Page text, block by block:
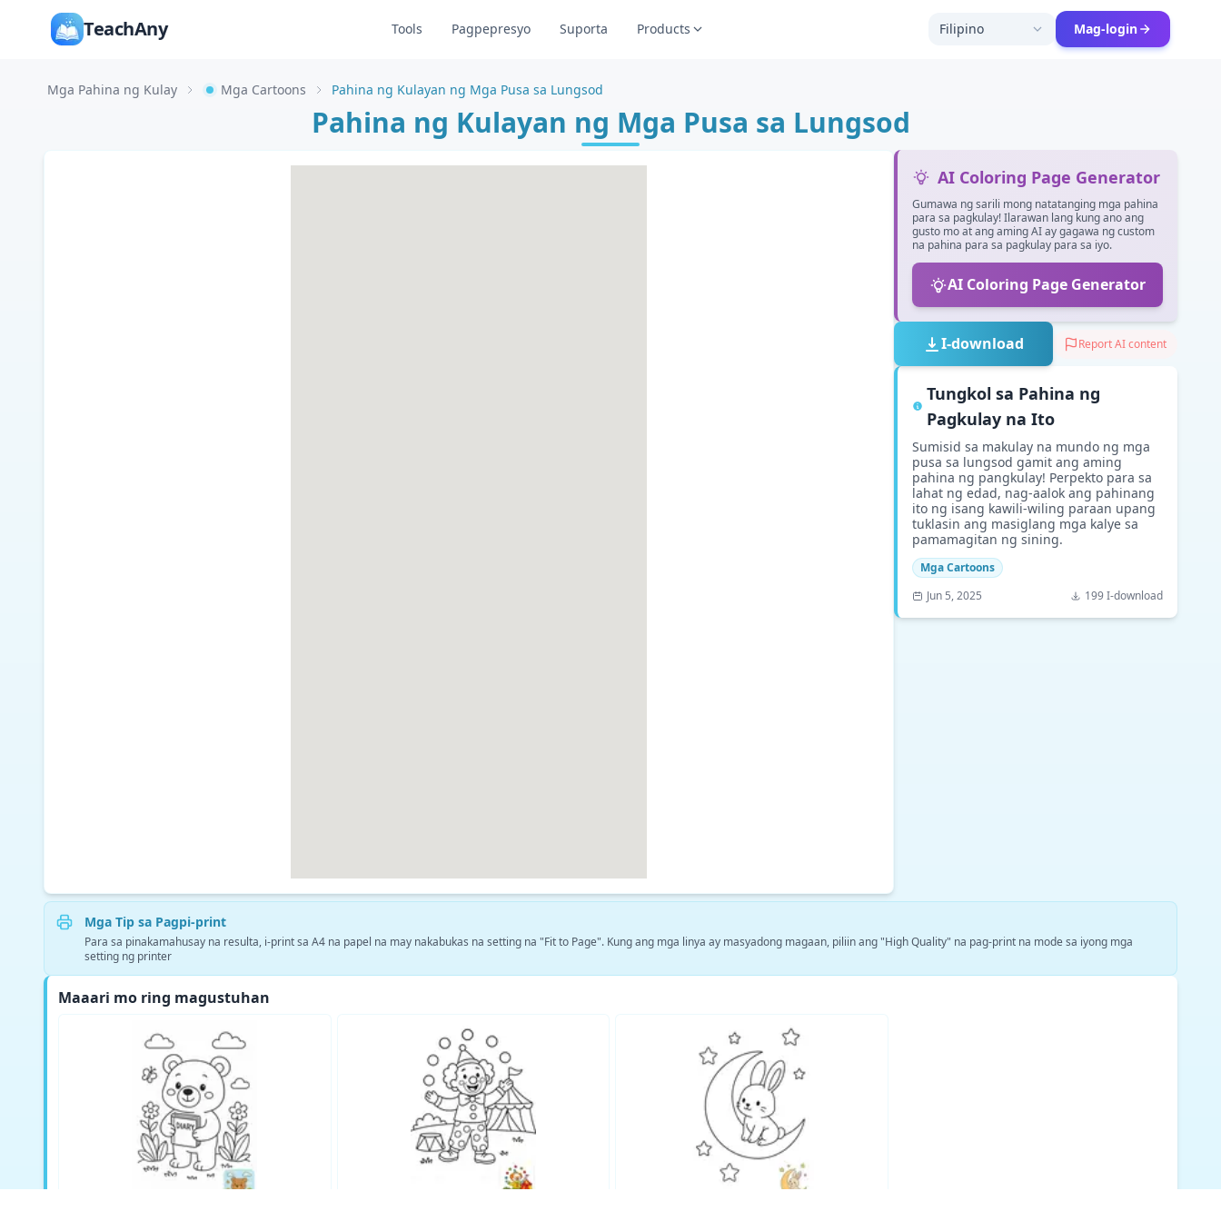
TeachAny Tools Pagpepresyo Suporta Products Filipino Mag-login
Mga Pahina ng Kulay Mga Cartoons Pahina ng Kulayan ng Mga Pusa sa Lungsod
Pahina ng Kulayan ng Mga Pusa sa Lungsod
AI Coloring Page Generator
Gumawa ng sarili mong natatanging mga pahina
para sa pagkulay! Ilarawan lang kung ano ang
gusto mo at ang aming AI ay gagawa ng custom
na pahina para sa pagkulay para sa iyo.
AI Coloring Page Generator
I-download Report AI content
Tungkol sa Pahina ng
Pagkulay na Ito
Sumisid sa makulay na mundo ng mga
pusa sa lungsod gamit ang aming
pahina ng pangkulay! Perpekto para sa
lahat ng edad, nag-aalok ang pahinang
ito ng isang kawili-wiling paraan upang
tuklasin ang masiglang mga kalye sa
pamamagitan ng sining.
Mga Cartoons
Jun 5, 2025
199 I-download
Mga Tip sa Pagpi-print
Para sa pinakamahusay na resulta, i-print sa A4 na papel na may nakabukas na setting na "Fit to Page". Kung ang mga linya ay masyadong magaan, piliin ang "High Quality" na pag-print na mode sa iyong mga
setting ng printer
Maaari mo ring magustuhan